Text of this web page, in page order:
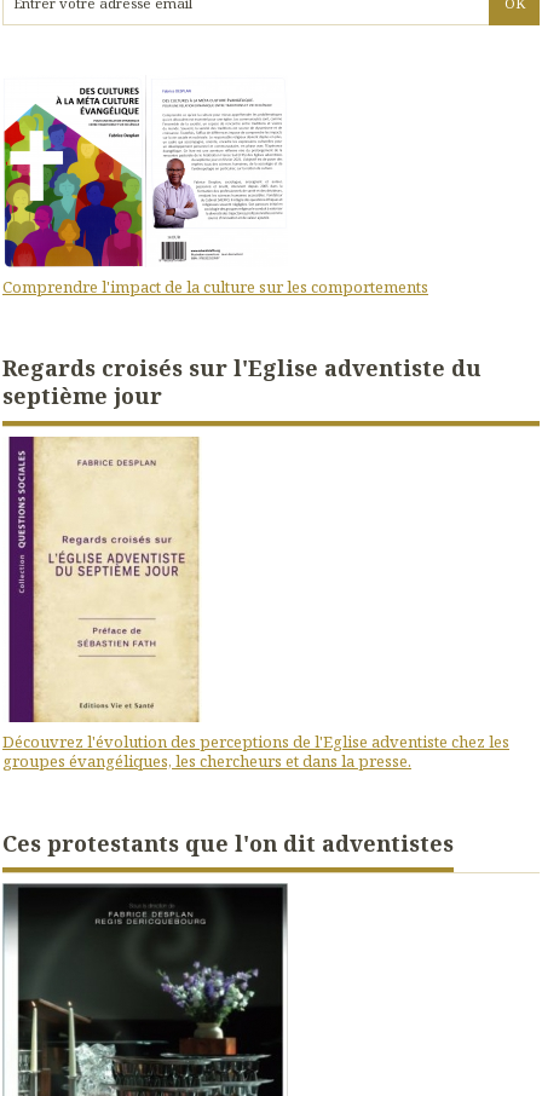
Comprendre l'impact de la culture sur les comportements
Regards croisés sur l'Eglise adventiste du
septième jour
Découvrez l'évolution des perceptions de l'Eglise adventiste chez les
groupes évangéliques, les chercheurs et dans la presse.
Ces protestants que l'on dit adventistes